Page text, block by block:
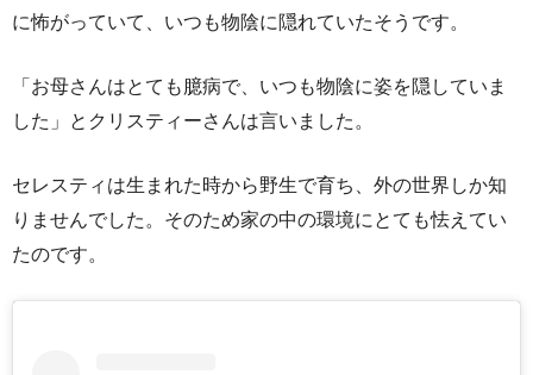
に怖がっていて、いつも物陰に隠れていたそうです。
「お母さんはとても臆病で、いつも物陰に姿を隠していま
した」とクリスティーさんは言いました。
セレスティは生まれた時から野生で育ち、外の世界しか知
りませんでした。そのため家の中の環境にとても怯えてい
たのです。